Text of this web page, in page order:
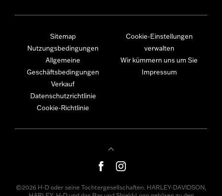
Sitemap
Nutzungsbedingungen
Allgemeine
Geschäftsbedingungen
Verkauf
Datenschutzrichtlinie
Cookie-Richtlinie
Cookie-Einstellungen
verwalten
Wir kümmern uns um Sie
Impressum
©2026 H-D oder seine Tochtergesellschaften. HARLEY-DAVIDSON,